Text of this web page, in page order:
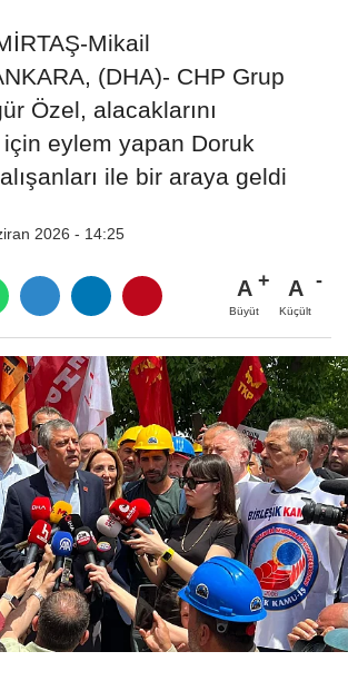
Mikail
(DHA)- CHP Grup
Özel, alacaklarını
için eylem yapan Doruk
ile bir araya geldi
2026 - 14:25
A
Büyüt
A
Küçült